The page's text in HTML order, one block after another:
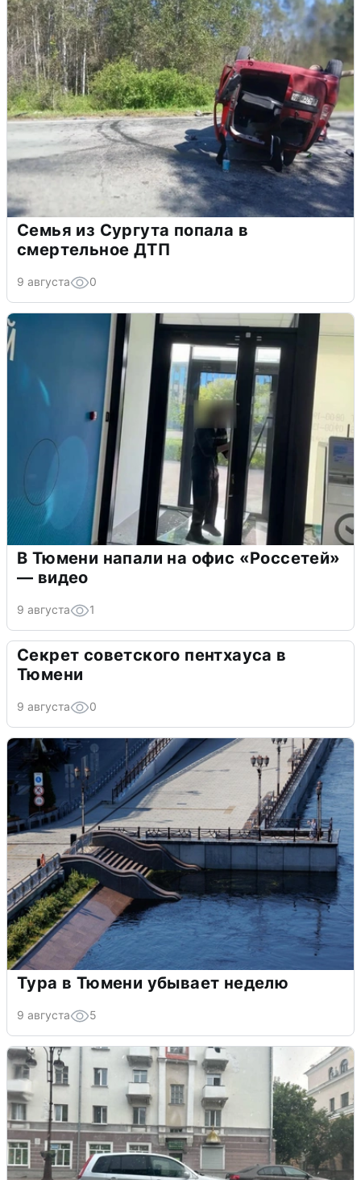
Семья из Сургута попала в
смертельное ДТП
9 августа 0
В Тюмени напали на офис «Россетей»
— видео
9 августа 1
Секрет советского пентхауса в
Тюмени
9 августа 0
Тура в Тюмени убывает неделю
9 августа 5